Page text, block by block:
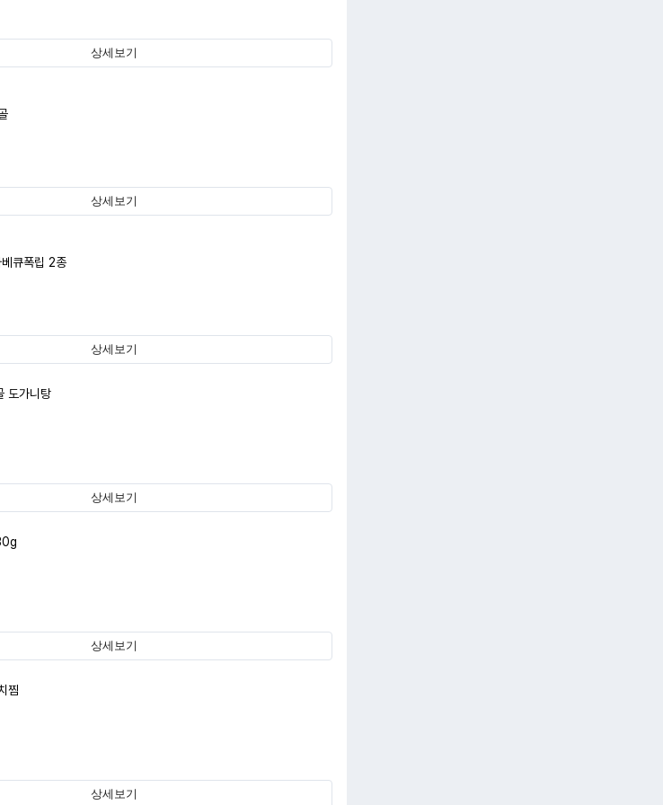
상세보기
상세보기
큐폭립 2종
상세보기
도가니탕
상세보기
상세보기
찜
상세보기